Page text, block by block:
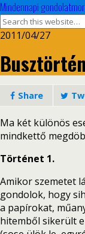
Mindennapi
2011/04/27
Share
Ma két különös
mindkettő
Történet 1.
Amikor szemetet
gondolok, hogy
a papírokat,
hitemből sikerült